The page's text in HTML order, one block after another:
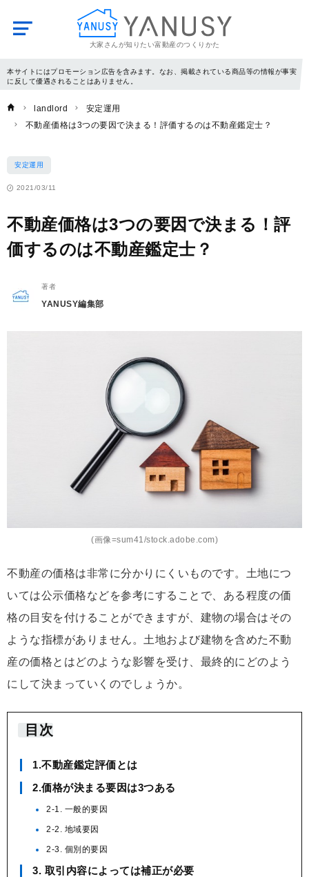
大家さんが知りたい富動産のつくりかた
YANUSY
本サイトにはプロモーション広告を含みます。なお、掲載されている商品等の情報が事実
に反して優遇されることはありません。
landlord
安定運用
不動産価格は3つの要因で決まる！評価するのは不動産鑑定士？
安定運用
2021/03/11
不動産価格は3つの要因で決まる！評
価するのは不動産鑑定士？
著者
YANUSY編集部
(画像=sum41/stock.adobe.com)
不動産の価格は非常に分かりにくいものです。土地につ
いては公示価格などを参考にすることで、ある程度の価
格の目安を付けることができますが、建物の場合はその
ような指標がありません。土地および建物を含めた不動
産の価格とはどのような影響を受け、最終的にどのよう
にして決まっていくのでしょうか。
目次
1.不動産鑑定評価とは
2.価格が決まる要因は3つある
2-1. 一般的要因
2-2. 地域要因
2-3. 個別的要因
3. 取引内容によっては補正が必要